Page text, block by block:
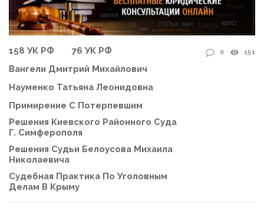
158 УК РФ
76 УК РФ
Вангели Дмитрий Михайлович
Науменко Татьяна Леонидовна
Примирение С Потерпевшим
Решения Киевского Районного Суда
Г. Симферополя
Решения Судьи Белоусова Михаила
Николаевича
Судебная Практика По Уголовным
Делам В Крыму
0 151